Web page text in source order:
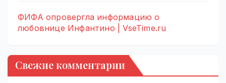
ФИФА опровергла информацию о
любовнице Инфантино | VseTime.ru
Свежие комментарии